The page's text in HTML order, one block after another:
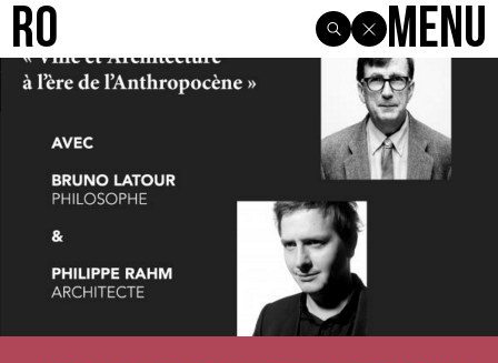
R0 Menu